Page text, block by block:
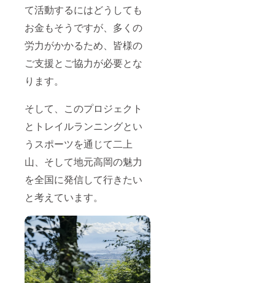
て活動するにはどうしても
お金もそうですが、多くの
労力がかかるため、皆様の
ご支援とご協力が必要とな
ります。
そして、このプロジェクト
とトレイルランニングとい
うスポーツを通じて二上
山、そして地元高岡の魅力
を全国に発信して行きたい
と考えています。